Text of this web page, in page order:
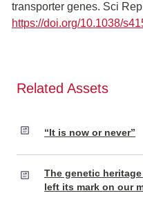
transporter genes. Sci
https://doi.org/10.1038/
Related Assets
“It is now or never”
The genetic
left its mark on our